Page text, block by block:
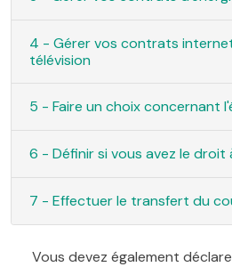
4 - Gérer vos contrats
télévision
5 - Faire un choix concernant
6 - Définir si vous avez le droit
7 - Effectuer le transfert du
Vous devez également